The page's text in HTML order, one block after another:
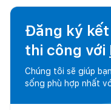
Đăng ký
thi công với
Chúng tôi sẽ giúp
sống phù hợp nhất